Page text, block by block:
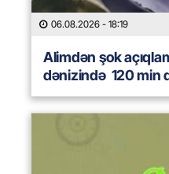
06.08.2026 - 18:19
Alimdən şok
dənizində 120 min